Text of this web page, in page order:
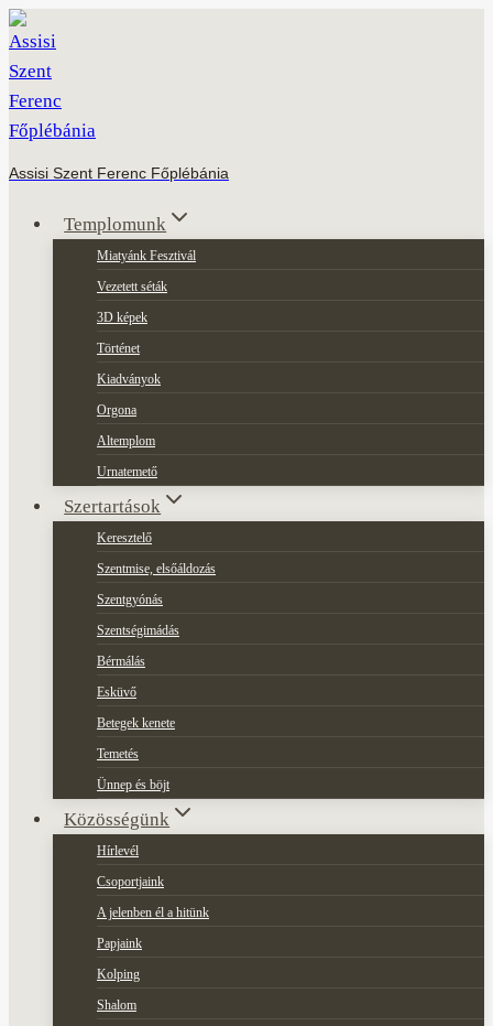
Skip
to
content
Assisi Szent Ferenc Főplébánia
Templomunk
Miatyánk Fesztivál
Vezetett séták
3D képek
Történet
Kiadványok
Orgona
Altemplom
Urnatemető
Szertartások
Keresztelő
Szentmise, elsőáldozás
Szentgyónás
Szentségimádás
Bérmálás
Esküvő
Betegek kenete
Temetés
Ünnep és böjt
Közösségünk
Hírlevél
Csoportjaink
A jelenben él a hitünk
Papjaink
Kolping
Shalom